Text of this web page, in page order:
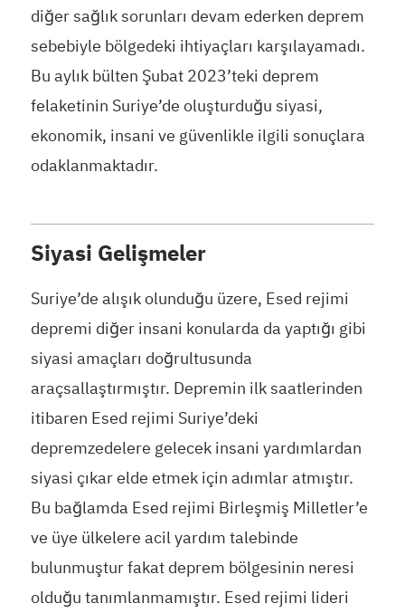
diğer sağlık sorunları devam ederken deprem
sebebiyle bölgedeki ihtiyaçları karşılayamadı.
Bu aylık bülten Şubat 2023’teki deprem
felaketinin Suriye’de oluşturduğu siyasi,
ekonomik, insani ve güvenlikle ilgili sonuçlara
odaklanmaktadır.
Siyasi Gelişmeler
Suriye’de alışık olunduğu üzere, Esed rejimi
depremi diğer insani konularda da yaptığı gibi
siyasi amaçları doğrultusunda
araçsallaştırmıştır. Depremin ilk saatlerinden
itibaren Esed rejimi Suriye’deki
depremzedelere gelecek insani yardımlardan
siyasi çıkar elde etmek için adımlar atmıştır.
Bu bağlamda Esed rejimi Birleşmiş Milletler’e
ve üye ülkelere acil yardım talebinde
bulunmuştur fakat deprem bölgesinin neresi
olduğu tanımlanmamıştır. Esed rejimi lideri